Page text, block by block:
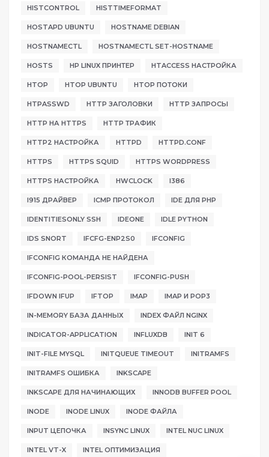
HISTCONTROL HISTTIMEFORMAT
HOSTAPD UBUNTU HOSTNAME DEBIAN
HOSTNAMECTL HOSTNAMECTL SET-HOSTNAME
HOSTS HP LINUX ПРИНТЕР HTACCESS НАСТРОЙКА
HTOP HTOP UBUNTU HTOP ПОТОКИ
HTPASSWD HTTP ЗАГОЛОВКИ HTTP ЗАПРОСЫ
HTTP НА HTTPS HTTP ТРАФИК
HTTP2 НАСТРОЙКА HTTPD HTTPD.CONF
HTTPS HTTPS SQUID HTTPS WORDPRESS
HTTPS НАСТРОЙКА HWCLOCK I386
I915 ДРАЙВЕР ICMP ПРОТОКОЛ IDE ДЛЯ PHP
IDENTITIESONLY SSH IDEONE IDLE PYTHON
IDS SNORT IFCFG-ENP2S0 IFCONFIG
IFCONFIG КОМАНДА НЕ НАЙДЕНА
IFCONFIG-POOL-PERSIST IFCONFIG-PUSH
IFDOWN IFUP IFTOP IMAP IMAP И POP3
IN-MEMORY БАЗА ДАННЫХ INDEX ФАЙЛ NGINX
INDICATOR-APPLICATION INFLUXDB INIT 6
INIT-FILE MYSQL INITQUEUE TIMEOUT INITRAMFS
INITRAMFS ОШИБКА INKSCAPE
INKSCAPE ДЛЯ НАЧИНАЮЩИХ INNODB BUFFER POOL
INODE INODE LINUX INODE ФАЙЛА
INPUT ЦЕПОЧКА INSYNC LINUX INTEL NUC LINUX
INTEL VT-X INTEL ОПТИМИЗАЦИЯ